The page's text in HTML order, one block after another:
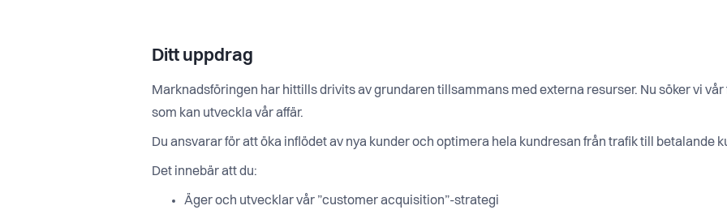
Ditt uppdrag
Marknadsföringen har hittills drivits av grundaren tillsammans med externa resurser. Nu söker vi
som kan utveckla vår affär.
Du ansvarar för att öka inflödet av nya kunder och optimera hela kundresan från trafik till betalande
Det innebär att du:
Äger och utvecklar vår ”customer acquisition”-strategi